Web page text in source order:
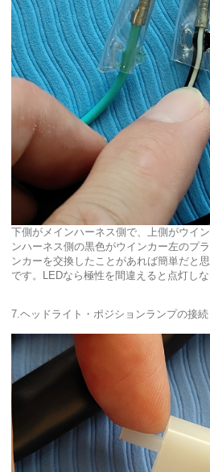
下側がメインハーネス側で、上側がウイ
ンハーネス側の黒色がウインカー左のプ
ンカーを交換したことがあれば簡単だと
です。LEDなら極性を間違えると点灯し
7.ヘッドライト・ポジションランプの接続